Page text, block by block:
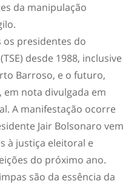
da manipulação
presidentes do
desde 1988, inclusive
Barroso, e o futuro,
em nota divulgada em
A manifestação ocorre
Jair Bolsonaro vem
à justiça eleitoral e
do próximo ano.
são da essência da